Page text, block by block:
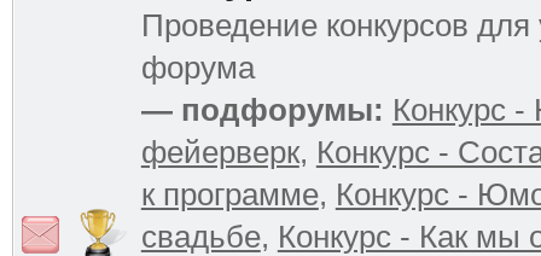
Проведение конкурсов для
форума
— подфорумы: Конкурс
фейерверк, Конкурс -
к программе, Конкурс -
свадьбе, Конкурс - Как мы